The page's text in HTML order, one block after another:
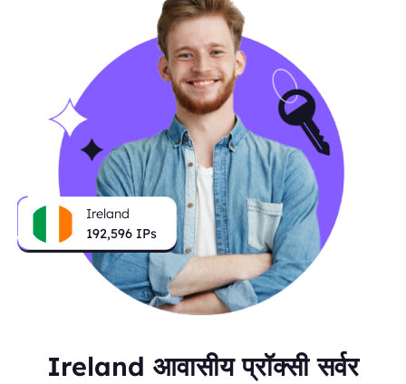
Ireland
192,596 IPs
Ireland आवासीय प्रॉक्सी सर्वर